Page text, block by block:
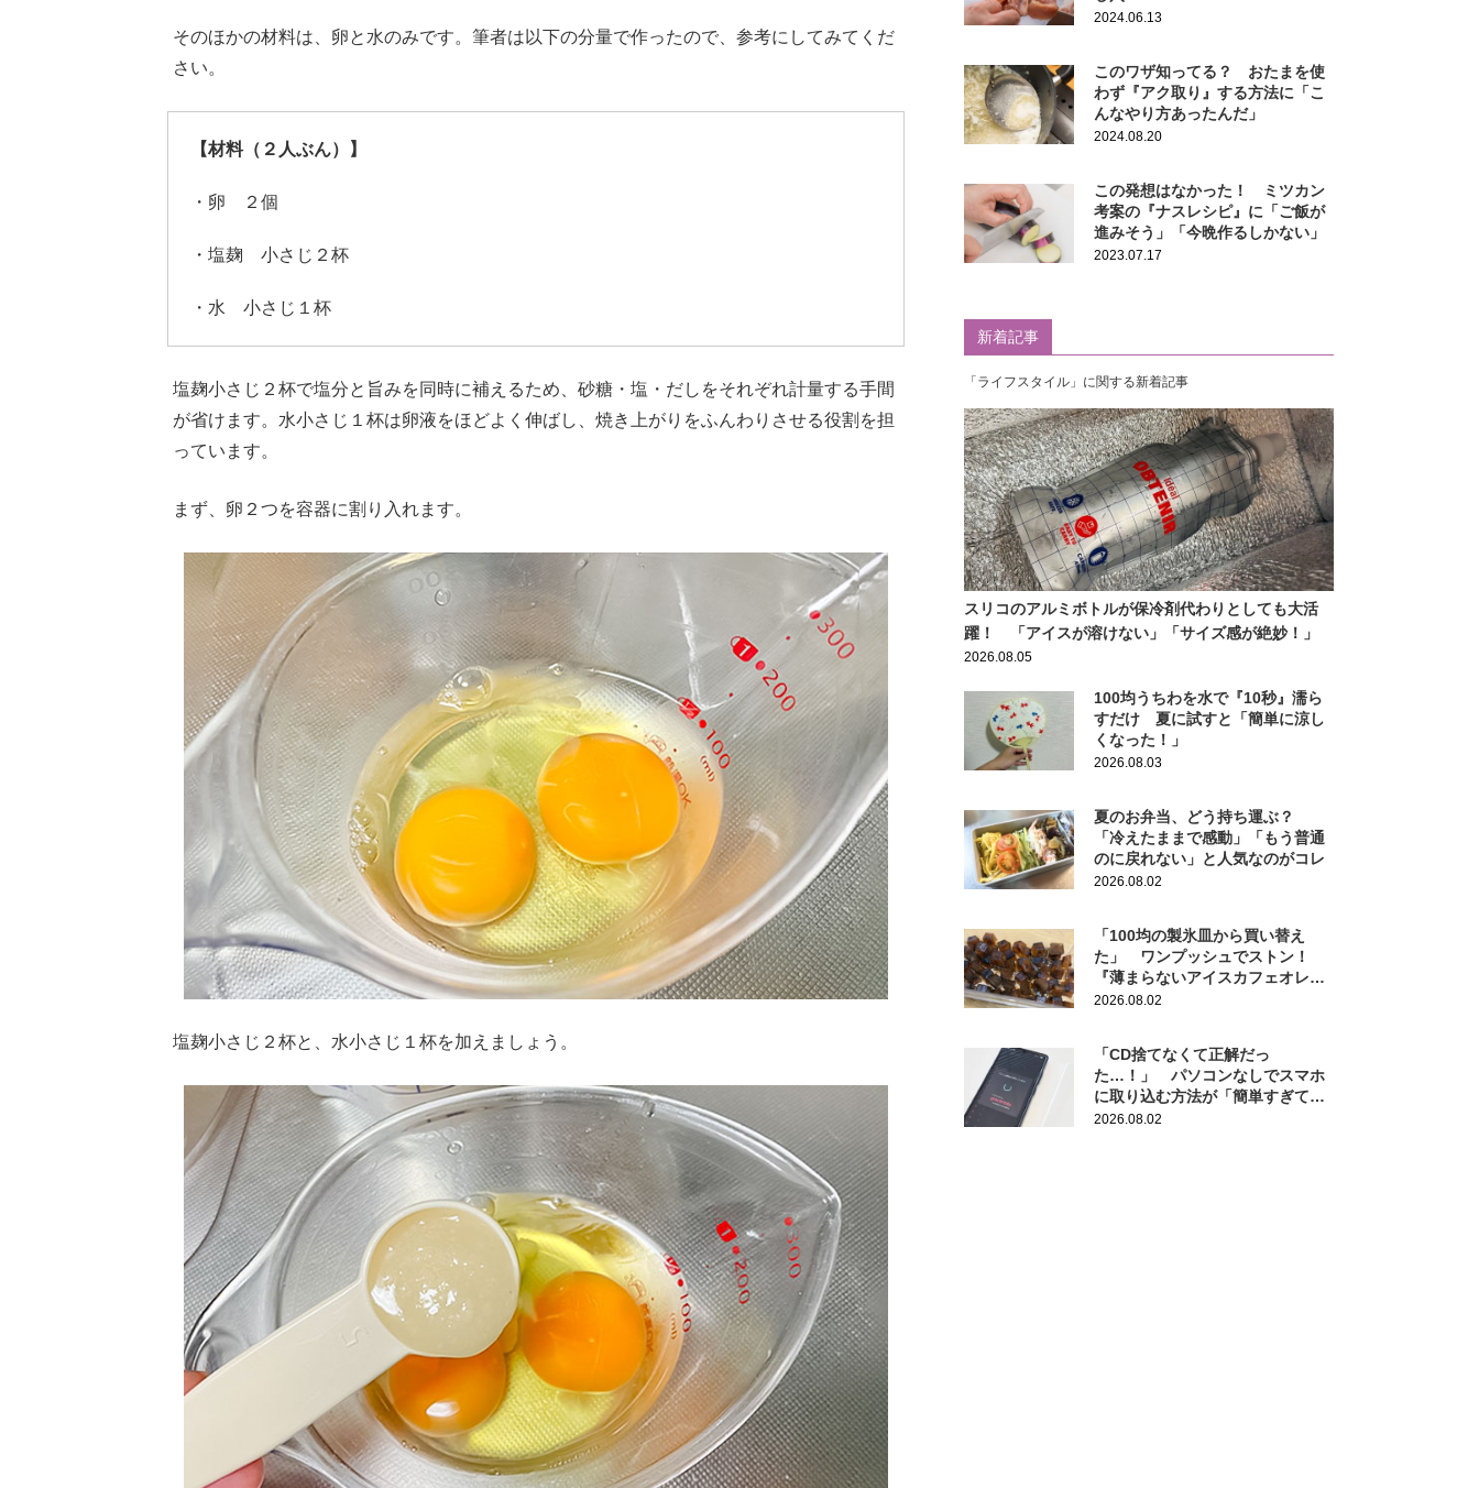
そのほかの材料は、卵と水のみです。筆者は以下の分量で作ったので、参考にしてみてくだ
さい。
【材料（２人ぶん）】
・卵 ２個
・塩麹 小さじ２杯
・水 小さじ１杯
塩麹小さじ２杯で塩分と旨みを同時に補えるため、砂糖・塩・だしをそれぞれ計量する手間
が省けます。水小さじ１杯は卵液をほどよく伸ばし、焼き上がりをふんわりさせる役割を担
っています。
まず、卵２つを容器に割り入れます。
塩麹小さじ２杯と、水小さじ１杯を加えましょう。
2024.06.13
このワザ知ってる？ おたまを使
わず『アク取り』する方法に「こ
んなやり方あったんだ」
2024.08.20
この発想はなかった！ ミツカン
考案の『ナスレシピ』に「ご飯が
進みそう」「今晩作るしかない」
2023.07.17
新着記事
「ライフスタイル」に関する新着記事
スリコのアルミボトルが保冷剤代わりとしても大活
躍！ 「アイスが溶けない」「サイズ感が絶妙！」
2026.08.05
100均うちわを水で『10秒』濡ら
すだけ 夏に試すと「簡単に涼し
くなった！」
2026.08.03
夏のお弁当、どう持ち運ぶ？
「冷えたままで感動」「もう普通
のに戻れない」と人気なのがコレ
2026.08.02
「100均の製氷皿から買い替え
た」 ワンプッシュでストン！
『薄まらないアイスカフェオレ』
作りにも活躍
2026.08.02
「CD捨てなくて正解だっ
た…！」 パソコンなしでスマホ
に取り込む方法が「簡単すぎて拍
子抜け」「この曲聴きたかった
2026.08.02